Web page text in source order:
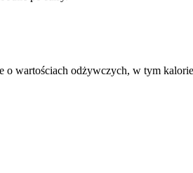
o wartościach odżywczych, w tym